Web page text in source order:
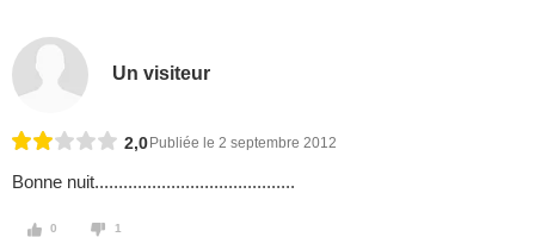
Un visiteur
2,0 Publiée le 2 septembre 2012
Bonne nuit..........................................
0 1